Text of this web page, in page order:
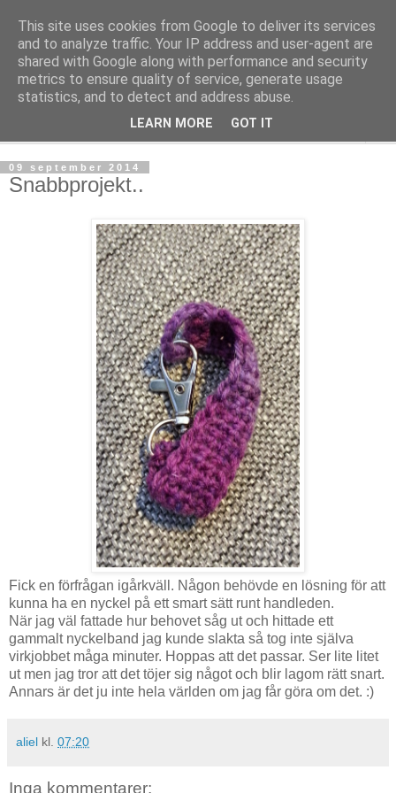
mönsterlöst
virkning och stickning maskor och varv, mönsterlöst
09 september 2014
Snabbprojekt..
Fick en förfrågan igårkväll. Någon behövde en lösning för att
kunna ha en nyckel på ett smart sätt runt handleden.
När jag väl fattade hur behovet såg ut och hittade ett
gammalt nyckelband jag kunde slakta så tog inte själva
virkjobbet måga minuter. Hoppas att det passar. Ser lite litet
ut men jag tror att det töjer sig något och blir lagom rätt snart.
Annars är det ju inte hela världen om jag får göra om det. :)
aliel kl. 07:20
Inga kommentarer:
This site uses cookies from Google to deliver its services
and to analyze traffic. Your IP address and user-agent are
shared with Google along with performance and security
metrics to ensure quality of service, generate usage
statistics, and to detect and address abuse.
LEARN MORE GOT IT